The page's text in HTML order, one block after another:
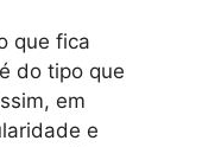
que fica
do tipo que
em
e